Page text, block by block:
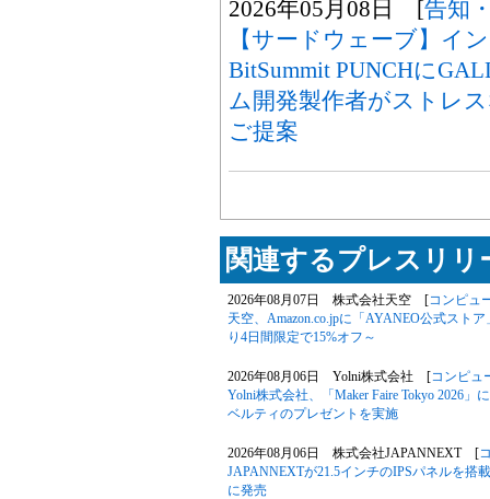
2026年05月08日 [告知
【サードウェーブ】イ
BitSummit PUNCHに
ム開発製作者がストレ
ご提案
関連するプレスリリ
2026年08月07日 株式会社天空 [コンピュ
天空、Amazon.co.jpに「AYANEO公式スト
り4日間限定で15%オフ～
2026年08月06日 Yolni株式会社 [コンピュ
Yolni株式会社、「Maker Faire Tokyo 2026
ベルティのプレゼントを実施
2026年08月06日 株式会社JAPANNEXT [
JAPANNEXTが21.5インチのIPSパネルを搭
に発売